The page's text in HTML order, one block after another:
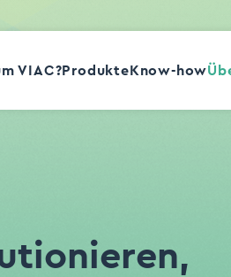
VIAC?Produkte Know-how